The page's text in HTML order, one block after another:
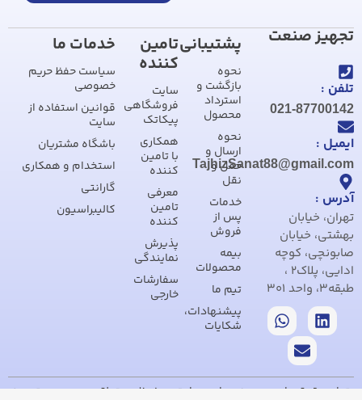
تجهیز صنعت
تلفن :
021-87700142
ایمیل :
TajhizSanat88@gmail.com
آدرس :
تهران، خیابان
بهشتی، خیابان
صابونچی، کوچه
ادایی، پلاک2 ،
طبقه3، واحد 301
پشتیبانی
نحوه
بازگشت و
استرداد
محصول
نحوه
ارسال و
حمل و
نقل
خدمات
پس از
فروش
بیمه
محصولات
تیم ما
پیشنهادات،
شکایات
تامین
کننده
سایت
فروشگاهی
پیکاتک
همکاری
با تامین
کننده
معرفی
تامین
کننده
پذیرش
نمایندگی
سفارشات
خارجی
خدمات ما
سیاست حفظ حریم
خصوصی
قوانین استفاده از
سایت
باشگاه مشتریان
استخدام و همکاری
گارانتی
کالیبراسیون
تمام حقوق مادی و معنوی این سایت محفوظ و متعلق به مجموعه تجهیز